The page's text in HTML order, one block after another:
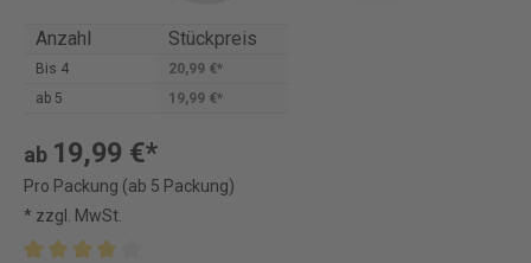
Anzahl Stückpreis
Bis 4
20,99 €*
ab 5 19,99 €*
ab 19,99 €*
Pro Packung (ab 5 Packung)
* zzgl. MwSt.